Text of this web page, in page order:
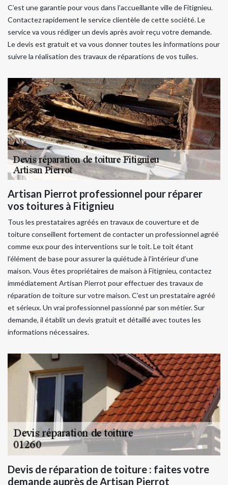
C’est une garantie pour vous dans l’accueillante ville de Fitignieu.
Contactez rapidement le service clientèle de cette société. Le
service va vous rédiger un devis après avoir reçu votre demande.
Le devis est gratuit et va vous donner toutes les informations pour
suivre la réalisation des travaux de réparations de vos tuiles.
Artisan Pierrot professionnel pour réparer
vos toitures à Fitignieu
Tous les prestataires agréés en travaux de couverture et de
toiture conseillent fortement de contacter un professionnel agréé
comme eux pour des interventions sur le toit. Le toit étant
l’élément de base pour assurer la quiétude à l’intérieur d’une
maison. Vous êtes propriétaires de maison à Fitignieu, contactez
immédiatement Artisan Pierrot pour effectuer des travaux de
réparation de toiture sur votre maison. C’est un prestataire agréé
et sérieux. Un vrai professionnel passionné par son métier. Sur
demande, il établit un devis gratuit et détaillé avec toutes les
informations nécessaires.
Devis de réparation de toiture : faites votre
demande auprès de Artisan Pierrot